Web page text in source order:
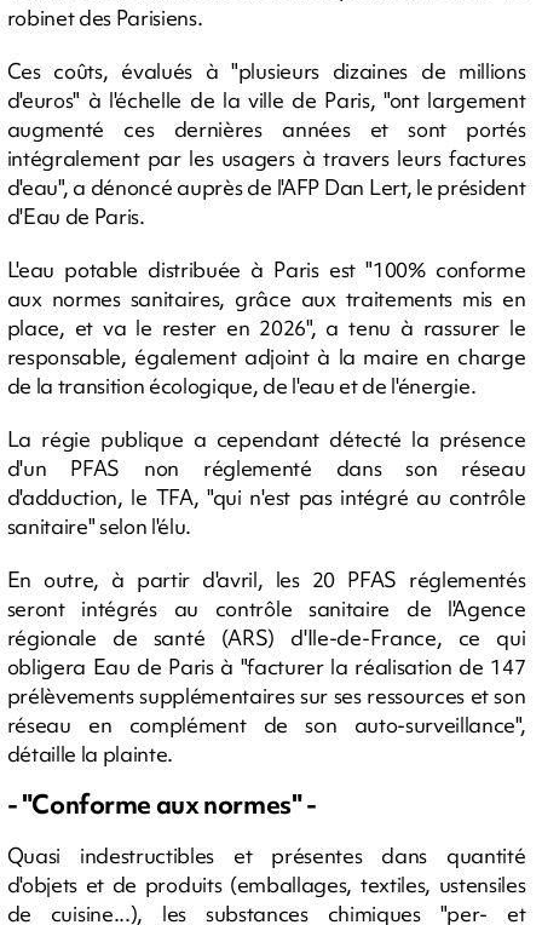
robinet des Parisiens.
Ces coûts, évalués à "plusieurs dizaines de millions
d'euros" à l'échelle de la ville de Paris, "ont largement
augmenté ces dernières années et sont portés
intégralement par les usagers à travers leurs factures
d'eau", a dénoncé auprès de l'AFP Dan Lert, le président
d'Eau de Paris.
L'eau potable distribuée à Paris est "100% conforme
aux normes sanitaires, grâce aux traitements mis en
place, et va le rester en 2026", a tenu à rassurer le
responsable, également adjoint à la maire en charge
de la transition écologique, de l'eau et de l'énergie.
La régie publique a cependant détecté la présence
d'un PFAS non réglementé dans son réseau
d'adduction, le TFA, "qui n'est pas intégré au contrôle
sanitaire" selon l'élu.
En outre, à partir d'avril, les 20 PFAS réglementés
seront intégrés au contrôle sanitaire de l'Agence
régionale de santé (ARS) d'Ile-de-France, ce qui
obligera Eau de Paris à "facturer la réalisation de 147
prélèvements supplémentaires sur ses ressources et son
réseau en complément de son auto-surveillance",
détaille la plainte.
- "Conforme aux normes" -
Quasi indestructibles et présentes dans quantité
d'objets et de produits (emballages, textiles, ustensiles
de cuisine...), les substances chimiques "per- et